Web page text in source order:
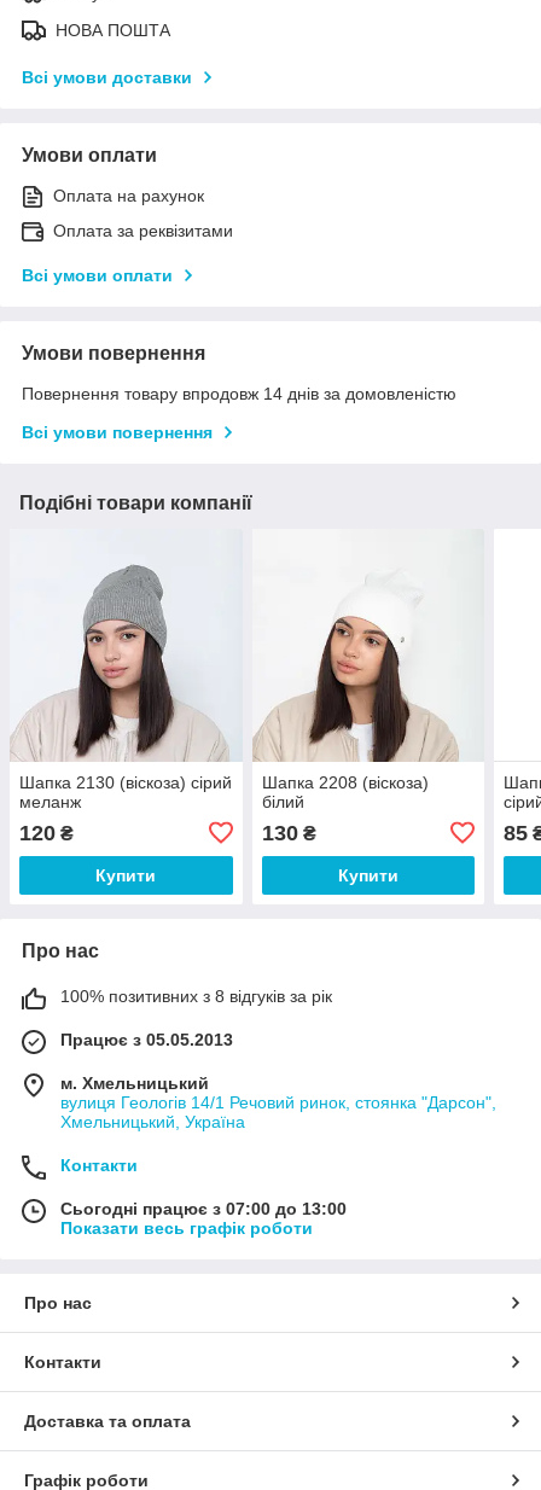
НОВА ПОШТА
Всі умови доставки
Умови оплати
Оплата на рахунок
Оплата за реквізитами
Всі умови оплати
Умови повернення
Повернення товару впродовж 14 днів за домовленістю
Всі умови повернення
Подібні товари компанії
Шапка 2130 (віскоза) сірий
меланж
120 ₴
Купити
Шапка 2208 (віскоза)
білий
130₴
Купити
85
Про нас
100% позитивних з 8 відгуків за рік
Працює з 05.05.2013
м. Хмельницький
вулиця Геологів 14/1 Речовий ринок, стоянка "Дарсон",
Хмельницький, Україна
Контакти
Сьогодні працює з 07:00 до 13:00
Показати весь графік роботи
Про нас
Контакти
Доставка та оплата
Графік роботи